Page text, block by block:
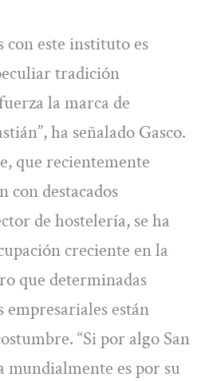
con este instituto es
tradición
la marca de
ha señalado Gasco.
que recientemente
destacados
de hostelería, se ha
creciente en la
que determinadas
están
“Si por algo San
mundialmente es por su